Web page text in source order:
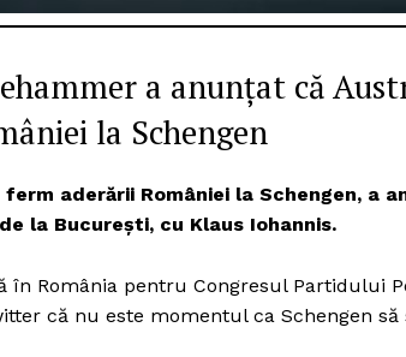
FREEDOM HOUSE
ROMÂNIA
a anunțat că
la Schengen
aderării României la Schengen, a
la București, cu Klaus Iohannis.
în România pentru Congresul Partidului
că nu este momentul ca Schengen să